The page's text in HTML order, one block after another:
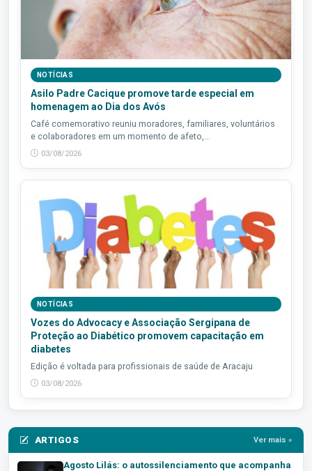
NOTÍCIAS
Asilo Padre Cacique promove tarde especial em
homenagem ao Dia dos Avós
Café comemorativo reuniu moradores, familiares, voluntários
e colaboradores em um momento de afeto,...
03/08/2026
NOTÍCIAS
Vozes do Advocacy e Associação Sergipana de
Proteção ao Diabético promovem capacitação em
diabetes
Edição é voltada para profissionais de saúde de Aracaju
03/08/2026
ARTIGOS Ver mais »
Agosto Lilás: o autossilenciamento que acompanha